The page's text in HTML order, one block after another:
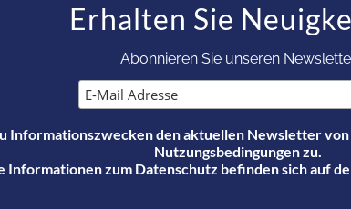
Erhalten Sie
Abonnieren Sie unseren
Informationszwecken den aktuellen Newsletter
Nutzungsbedingungen zu.
Informationen zum Datenschutz befinden sich auf